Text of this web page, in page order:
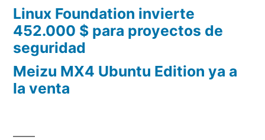
Linux Foundation invierte
452.000 $ para proyectos de
seguridad
Meizu MX4 Ubuntu Edition ya a
la venta